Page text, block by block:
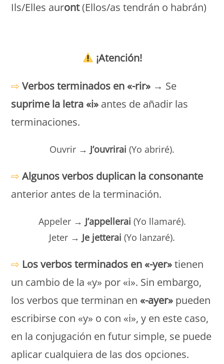
Ils/Elles auront(Ellos/as tendrán o habrán)
¡Atención!
⇨ Verbos terminados en «-rir» → Se
suprime la letra «i» antes de añadir las
terminaciones.
Ouvrir → J’ouvrirai (Yo abriré).
⇨ Algunos verbos duplican la consonante
anterior antes de la terminación.
Appeler → J’appellerai (Yo llamaré).
Jeter → Je jetterai (Yo lanzaré).
⇨ Los verbos terminados en «-yer»tienen
un cambio de la «y» por «i». Sin embargo,
los verbos que terminan en«-ayer» pueden
escribirse con «y» o con «i», y en este caso,
en la conjugación en futur simple, se puede
aplicar cualquiera de las dos opciones.